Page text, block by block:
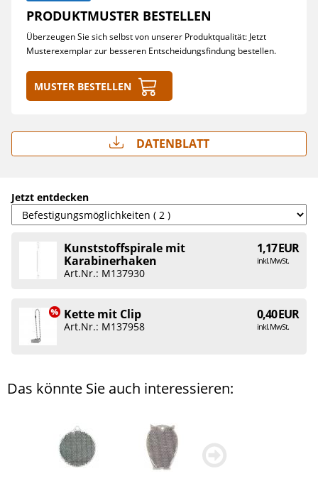
PRODUKTMUSTER BESTELLEN
Überzeugen Sie sich selbst von unserer Produktqualität: Jetzt
Musterexemplar zur besseren Entscheidungsfindung bestellen.
Muster bestellen
Datenblatt
Jetzt entdecken
Kunststoffspirale mit
Karabinerhaken
1,17 EUR
inkl. MwSt.
Art.Nr.: M137930
Kette mit Clip 0,40 EUR
inkl. MwSt.
Art.Nr.: M137958
Das könnte Sie auch interessieren: